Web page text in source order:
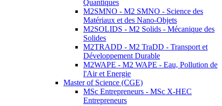
Quantiques
M2SMNO - M2 SMNO - Science des
Matériaux et des Nano-Objets
M2SOLIDS - M2 Solids - Mécanique des
Solides
M2TRADD - M2 TraDD - Transport et
Développement Durable
M2WAPE - M2 WAPE - Eau, Pollution de
l'Air et Energie
Master of Science (CGE)
MSc Entrepreneurs - MSc X-HEC
Entrepreneurs